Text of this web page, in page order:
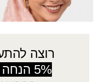
1
2
3
רוצה
5% הנחה